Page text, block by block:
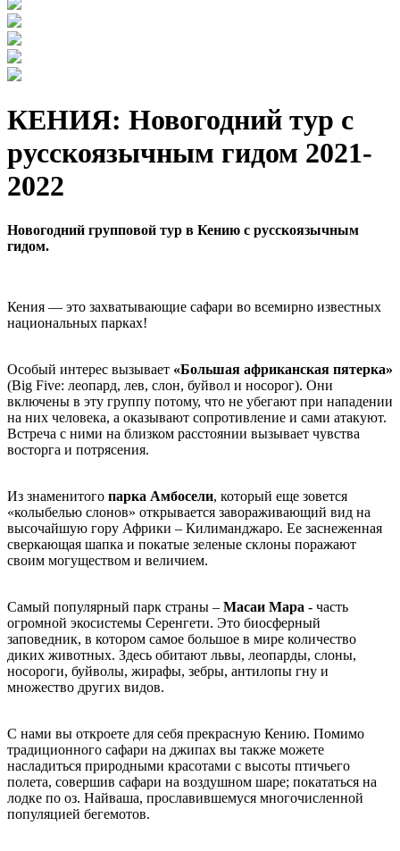
КЕНИЯ: Новогодний тур с
русскоязычным гидом 2021-
2022
Новогодний групповой тур в Кению с русскоязычным
гидом.
Кения — это захватывающие сафари во всемирно известных
национальных парках!
Особый интерес вызывает «Большая африканская пятерка»
(Big Five: леопард, лев, слон, буйвол и носорог). Они
включены в эту группу потому, что не убегают при нападении
на них человека, а оказывают сопротивление и сами атакуют.
Встреча с ними на близком расстоянии вызывает чувства
восторга и потрясения.
Из знаменитого парка Амбосели, который еще зовется
«колыбелью слонов» открывается завораживающий вид на
высочайшую гору Африки – Килиманджаро. Ее заснеженная
сверкающая шапка и покатые зеленые склоны поражают
своим могуществом и величием.
Самый популярный парк страны – Масаи Мара - часть
огромной экосистемы Серенгети. Это биосферный
заповедник, в котором самое большое в мире количество
диких животных. Здесь обитают львы, леопарды, слоны,
носороги, буйволы, жирафы, зебры, антилопы гну и
множество других видов.
С нами вы откроете для себя прекрасную Кению. Помимо
традиционного сафари на джипах вы также можете
насладиться природными красотами с высоты птичьего
полета, совершив сафари на воздушном шаре; покататься на
лодке по оз. Найваша, прославившемуся многочисленной
популяцией бегемотов.